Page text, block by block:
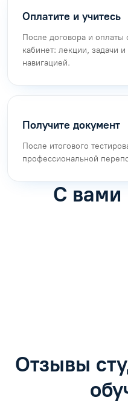
Оплатите и учитесь
После договора и оплаты
кабинет: лекции, задачи
навигацией.
Получите документ
После итогового
профессиональной
С вами
Отзывы